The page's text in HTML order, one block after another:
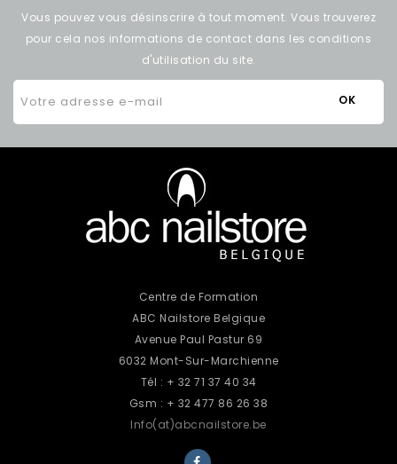
Vous pouvez vous désinscrire à tout moment. Vous trouverez
pour cela nos informations de contact dans les conditions
d'utilisation du site.
Centre de Formation
ABC Nailstore Belgique
Avenue Paul Pastur 69
6032 Mont-Sur-Marchienne
Tél : + 32 71 37 40 34
Gsm : + 32 477 86 26 38
Info(at)abcnailstore.be